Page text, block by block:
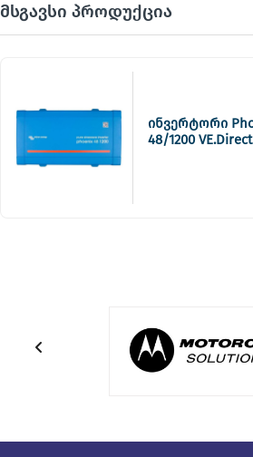
მსგავსი პროდუქცია
ინვერტორი
48/1200